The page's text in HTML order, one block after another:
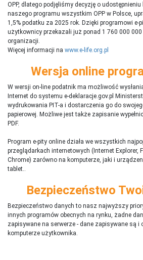
OPP, dlatego podjęliśmy decyzję o udostępnieniu
naszego programu wszystkim OPP w Polsce,
1,5% podatku za 2025 rok. Dzięki programowi e-
użytkownicy przekazali już ponad 1 760 000 000
organizacji.
Więcej informacji na www.e-life.org.pl
Wersja online
W wersji on-line podatnik ma możliwość
Internet do systemu e-deklaracje.gov.pl
wydrukowania PIT-a i dostarczenia go do
papierowej. Możliwe jest także zapisanie
PDF.
Program e-pity online działa we wszystkich
przeglądarkach internetowych (Internet Explorer,
Chrome) zarówno na komputerze, jaki i
tablet..
Bezpieczeństwo
Bezpieczeństwo danych to nasz najwyższy
innych programów obecnych na rynku, żadne
zapisywane na serwerze - dane zapisywane są i
komputerze użytkownika.